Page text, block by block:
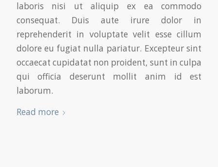
laboris nisi ut aliquip ex ea commodo
consequat. Duis aute irure dolor in
reprehenderit in voluptate velit esse cillum
dolore eu fugiat nulla pariatur. Excepteur sint
occaecat cupidatat non proident, sunt in culpa
qui officia deserunt mollit anim id est
laborum.
Read more